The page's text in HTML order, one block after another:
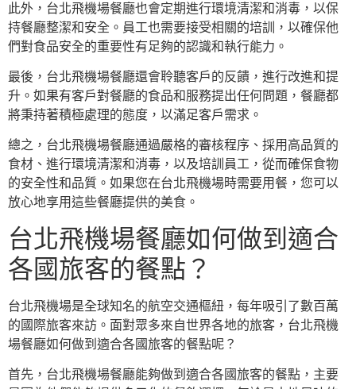
此外，台北飛機場餐廳也會定期進行環境清潔和消毒，以保
持餐廳整潔和安全。員工也需要接受相關的培訓，以確保他
們對食品安全的重要性有足夠的認識和執行能力。
最後，台北飛機場餐廳還會聆聽客戶的反饋，進行改進和提
升。如果有客戶對餐廳的食品和服務提出任何問題，餐廳都
將秉持著積極處理的態度，以滿足客戶需求。
總之，台北飛機場餐廳通過嚴格的審核程序、採用高品質的
食材、進行環境清潔和消毒，以及培訓員工，從而確保食物
的安全性和品質。如果您在台北飛機場時需要用餐，您可以
放心地享用這些餐廳提供的美食。
台北飛機場餐廳如何做到適合
各國旅客的餐點？
台北飛機場是全球知名的航空交通樞紐，每年吸引了數百萬
的國際旅客來訪。面對眾多來自世界各地的旅客，台北飛機
場餐廳如何做到適合各國旅客的餐點呢？
首先，台北飛機場餐廳能夠做到適合各國旅客的餐點，主要